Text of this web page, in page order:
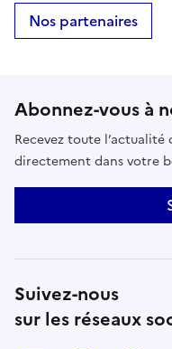
Nos partenaires
Abonnez-vous à
Recevez toute l’actualité
directement dans votre
Suivez-nous
sur les réseaux